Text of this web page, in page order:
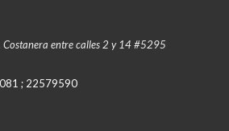
Costanera entre calles 2 y 14 #5295
; 22579590